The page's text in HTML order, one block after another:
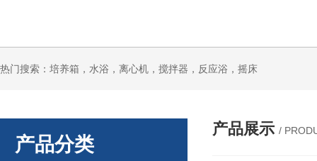
热门搜索：培养箱，水浴，离心机，搅拌器，反应浴，摇床
产品分类
产品展示 /